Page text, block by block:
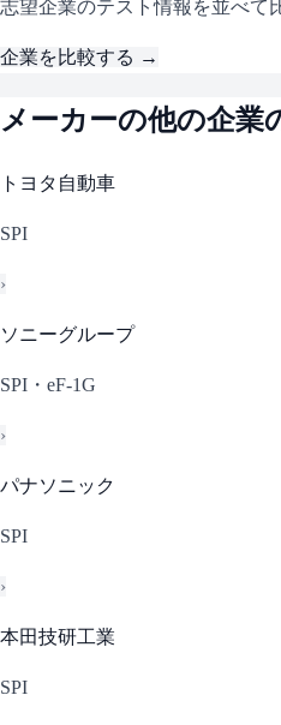
志望企業のテスト情報を並べて
企業を比較する →
メーカーの他の企業
トヨタ自動車
SPI
›
ソニーグループ
SPI・eF-1G
›
パナソニック
SPI
›
本田技研工業
SPI